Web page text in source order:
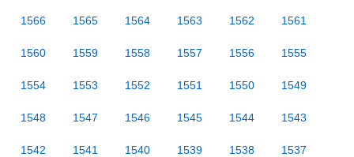
1566 1565 1564 1563 1562 1561
1560 1559 1558 1557 1556 1555
1554 1553 1552 1551 1550 1549
1548 1547 1546 1545 1544 1543
1542 1541 1540 1539 1538 1537